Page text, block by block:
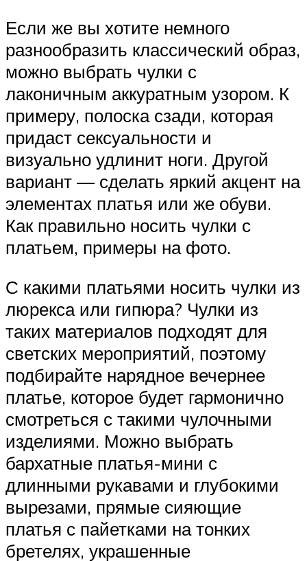
Если же вы хотите немного
разнообразить классический образ,
можно выбрать чулки с
лаконичным аккуратным узором. К
примеру, полоска сзади, которая
придаст сексуальности и
визуально удлинит ноги. Другой
вариант — сделать яркий акцент на
элементах платья или же обуви.
Как правильно носить чулки с
платьем, примеры на фото.
С какими платьями носить чулки из
люрекса или гипюра? Чулки из
таких материалов подходят для
светских мероприятий, поэтому
подбирайте нарядное вечернее
платье, которое будет гармонично
смотреться с такими чулочными
изделиями. Можно выбрать
бархатные платья-мини с
длинными рукавами и глубокими
вырезами, прямые сияющие
платья с пайетками на тонких
бретелях, украшенные